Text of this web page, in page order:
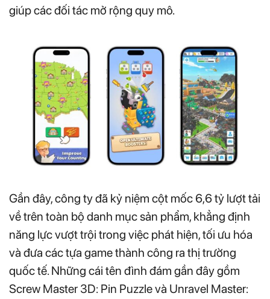
giúp các đối tác mở rộng quy mô.
Gần đây, công ty đã kỷ niệm cột mốc 6,6 tỷ lượt tải
về trên toàn bộ danh mục sản phẩm, khẳng định
năng lực vượt trội trong việc phát hiện, tối ưu hóa
và đưa các tựa game thành công ra thị trường
quốc tế. Những cái tên đình đám gần đây gồm
Screw Master 3D: Pin Puzzle và Unravel Master: